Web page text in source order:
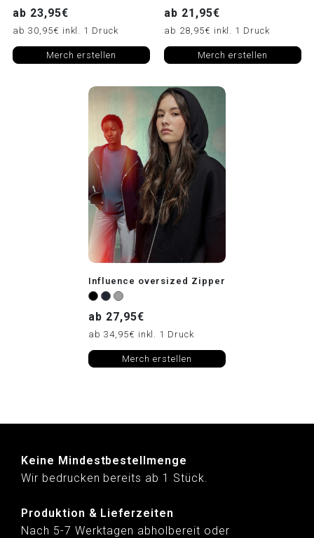
ab 23,95€
ab 30,95€ inkl. 1 Druck
Merch erstellen
ab 21,95€
ab 28,95€ inkl. 1 Druck
Merch erstellen
Influence oversized Zipper
ab 27,95€
ab 34,95€ inkl. 1 Druck
Merch erstellen
Keine Mindestbestellmenge
Wir bedrucken bereits ab 1 Stück.
Produktion & Lieferzeiten
Nach 5-7 Werktagen abholbereit oder